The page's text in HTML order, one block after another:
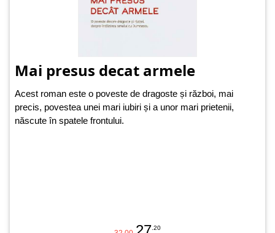
Mai presus decat armele
Acest roman este o poveste de dragoste și război, mai
precis, povestea unei mari iubiri și a unor mari prietenii,
născute în spatele frontului.
.20